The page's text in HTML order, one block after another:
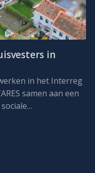
in
in het Interreg
samen aan een